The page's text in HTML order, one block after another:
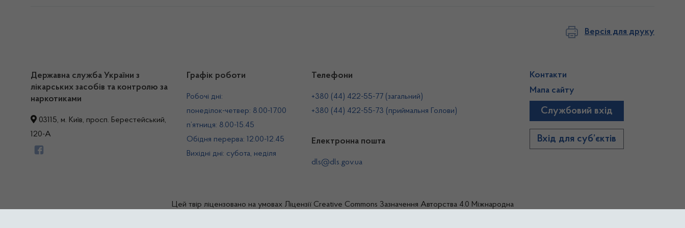
Версія для друку
Державна служба України з
лікарських засобів та контролю за
наркотиками
03115, м. Київ, просп. Берестейський,
120-А
Графік роботи
Робочі дні:
понеділок-четвер: 8.00-17.00
п’ятниця: 8.00-15.45
Обідня перерва: 12.00-12.45
Вихідні дні: субота, неділя
Телефони
+380 (44) 422-55-77 (загальний)
+380 (44) 422-55-73 (приймальня Голови)
Електронна пошта
dls@dls.gov.ua
Контакти
Мапа сайту
Службовий вхід
Вхід для суб’єктів
Цей твір ліцензовано на умовах Ліцензії Creative Commons Зазначення Авторства 4.0 Міжнародна